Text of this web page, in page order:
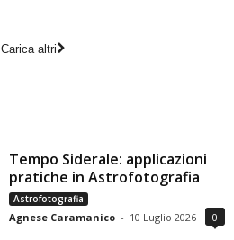
Carica altri
Tempo Siderale: applicazioni
pratiche in Astrofotografia
Astrofotografia
Agnese Caramanico - 10 Luglio 2026 0